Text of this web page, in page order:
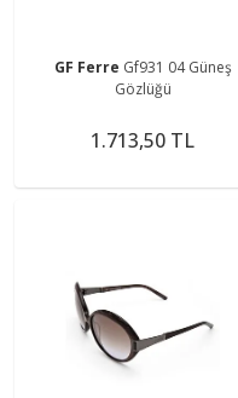
GF Ferre Gf931 04 Güneş
Gözlüğü
1.713,50 TL